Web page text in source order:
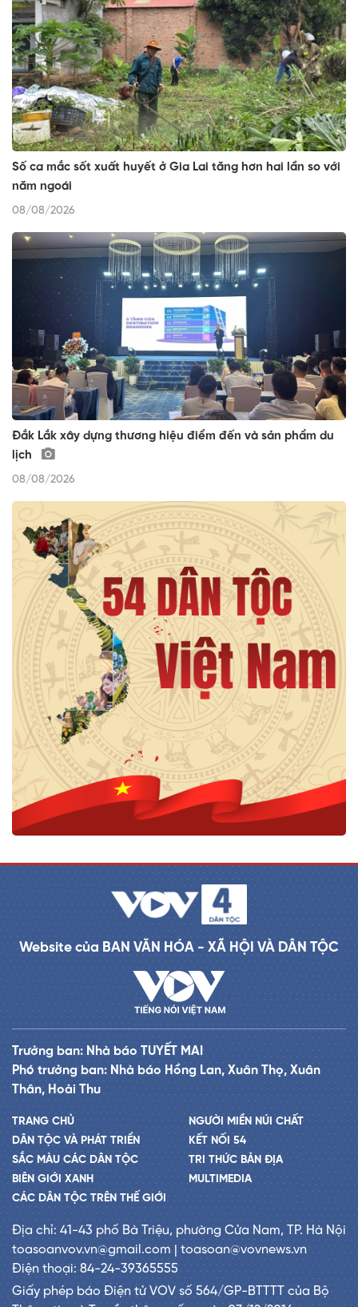
Số ca mắc sốt xuất huyết ở Gia Lai tăng hơn hai lần so với
năm ngoái
08/08/2026
Đắk Lắk xây dựng thương hiệu điểm đến và sản phẩm du
lịch
08/08/2026
Website của BAN VĂN HÓA - XÃ HỘI VÀ DÂN TỘC
Trưởng ban: Nhà báo TUYẾT MAI
Phó trưởng ban: Nhà báo Hồng Lan, Xuân Thọ, Xuân
Thân, Hoài Thu
TRANG CHỦ
DÂN TỘC VÀ PHÁT TRIỂN
SẮC MÀU CÁC DÂN TỘC
BIÊN GIỚI XANH
CÁC DÂN TỘC TRÊN THẾ GIỚI
NGƯỜI MIỀN NÚI CHẤT
KẾT NỐI 54
TRI THỨC BẢN ĐỊA
MULTIMEDIA
Địa chỉ: 41-43 phố Bà Triệu, phường Cửa Nam, TP. Hà Nội
toasoanvov.vn@gmail.com | toasoan@vovnews.vn
Điện thoại: 84-24-39365555
Giấy phép báo Điện tử VOV số 564/GP-BTTTT của Bộ